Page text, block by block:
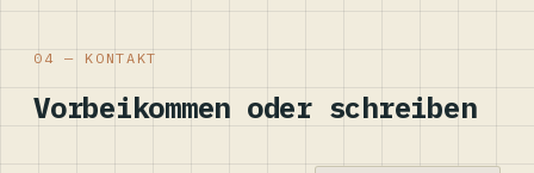
04 — KONTAKT
Vorbeikommen oder schreiben